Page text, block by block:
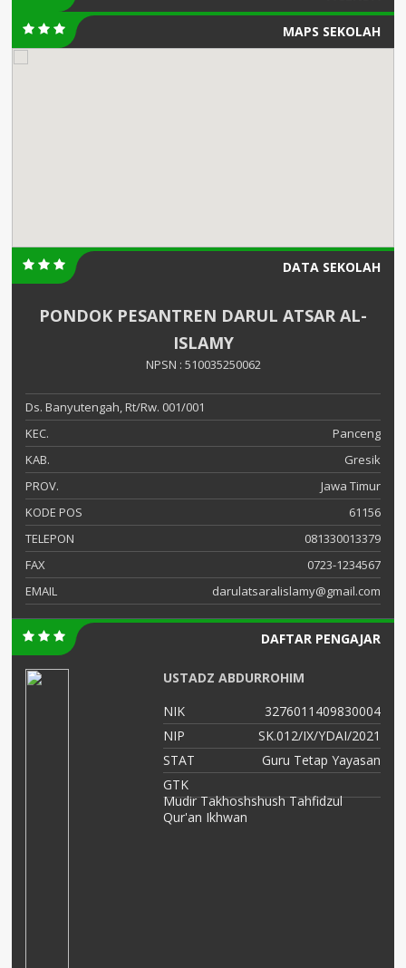
MAPS SEKOLAH
DATA SEKOLAH
PONDOK PESANTREN DARUL ATSAR AL-
ISLAMY
NPSN : 510035250062
Ds. Banyutengah, Rt/Rw. 001/001
KEC.
Panceng
KAB.
Gresik
PROV.
Jawa Timur
KODE POS
61156
TELEPON
081330013379
FAX
0723-1234567
EMAIL
darulatsaralislamy@gmail.com
DAFTAR PENGAJAR
USTADZ ABDURROHIM
NIK
3276011409830004
NIP
SK.012/IX/YDAI/2021
STAT
Guru Tetap Yayasan
GTK
Mudir Takhoshshush Tahfidzul
Qur'an Ikhwan